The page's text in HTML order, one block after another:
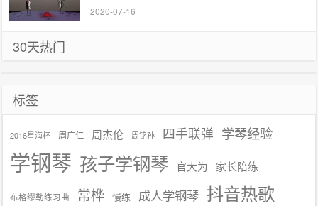
2020-07-16
30天热门
标签
2016星海杯 周广仁 周杰伦 周铭孙 四手联弹 学琴经验
学钢琴 孩子学钢琴 官大为 家长陪练
布格缪勒练习曲 常桦 慢练 成人学钢琴 抖音热歌